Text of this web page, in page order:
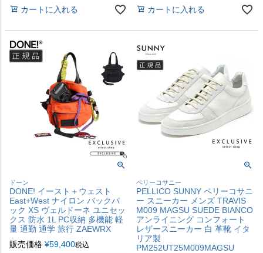
カートに入れる カートに入れる
ドーン
DONE! イースト＋ウェスト
East+West ナイロン バックパ
ック XS ヴェルドーネ ユニセッ
クス 防水 1L PC収納 多機能 軽
量 通勤 通学 旅行 ZAEWRX
販売価格 ¥59,400税込
ペリーコサニー
PELLICO SUNNY ペリーコサニ
ー スニーカー メンズ TRAVIS
M009 MAGSU SUEDE BIANCO
アンライニング コンフォート
レザースニーカー 白 革靴 イタ
リア製
PM252UT25M009MAGSU